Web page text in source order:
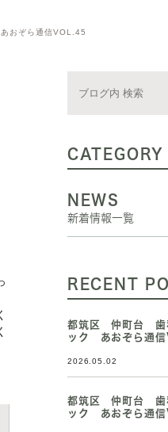
おぞら通信VOL.45
CATEGORY
NEWS
新着情報一覧
RECENT
都筑区 仲町台 歯
ック あおぞら通
2026.05.02
都筑区 仲町台 歯
ック あおぞら通